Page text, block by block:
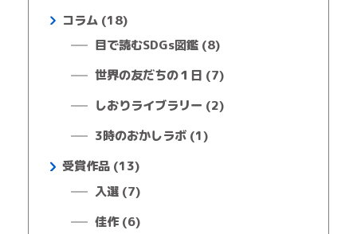
コラム (18)
目で読むSDGs図鑑 (8)
世界の友だちの１日 (7)
しおりライブラリー (2)
3時のおかしラボ (1)
受賞作品 (13)
入選 (7)
佳作 (6)